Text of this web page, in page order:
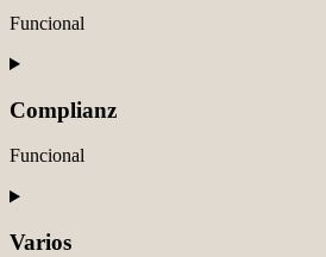
Funcional
Consent
service
whatsapp
Complianz
Funcional
Consent
service
Varios